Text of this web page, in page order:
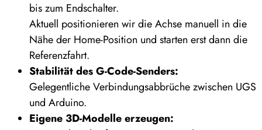
bis zum Endschalter.
Aktuell positionieren wir die Achse manuell in die
Nähe der Home-Position und starten erst dann die
Referenzfahrt.
Stabilität des G-Code-Senders:
Gelegentliche Verbindungsabbrüche zwischen UGS
und Arduino.
Eigene 3D-Modelle erzeugen: